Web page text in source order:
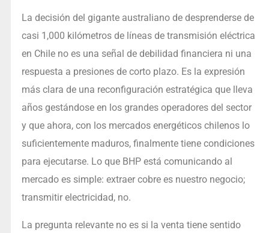
La decisión del gigante australiano de desprenderse de
casi 1,000 kilómetros de líneas de transmisión eléctrica
en Chile no es una señal de debilidad financiera ni una
respuesta a presiones de corto plazo. Es la expresión
más clara de una reconfiguración estratégica que lleva
años gestándose en los grandes operadores del sector
y que ahora, con los mercados energéticos chilenos lo
suficientemente maduros, finalmente tiene condiciones
para ejecutarse. Lo que BHP está comunicando al
mercado es simple: extraer cobre es nuestro negocio;
transmitir electricidad, no.
La pregunta relevante no es si la venta tiene sentido